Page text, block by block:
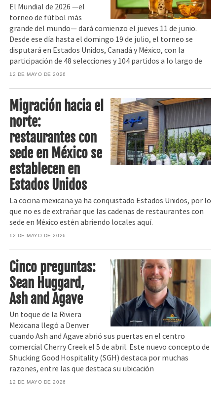
El Mundial de 2026 —el
torneo de fútbol más
grande del mundo— dará comienzo el jueves 11 de junio.
Desde ese día hasta el domingo 19 de julio, el torneo se
disputará en Estados Unidos, Canadá y México, con la
participación de 48 selecciones y 104 partidos a lo largo de
12 DE MAYO DE 2026
Migración hacia el
norte:
restaurantes con
sede en México se
establecen en
Estados Unidos
La cocina mexicana ya ha conquistado Estados Unidos, por lo
que no es de extrañar que las cadenas de restaurantes con
sede en México estén abriendo locales aquí.
12 DE MAYO DE 2026
Cinco preguntas:
Sean Huggard,
Ash and Agave
Un toque de la Riviera
Mexicana llegó a Denver
cuando Ash and Agave abrió sus puertas en el centro
comercial Cherry Creek el 5 de abril. Este nuevo concepto de
Shucking Good Hospitality (SGH) destaca por muchas
razones, entre las que destaca su ubicación
12 DE MAYO DE 2026